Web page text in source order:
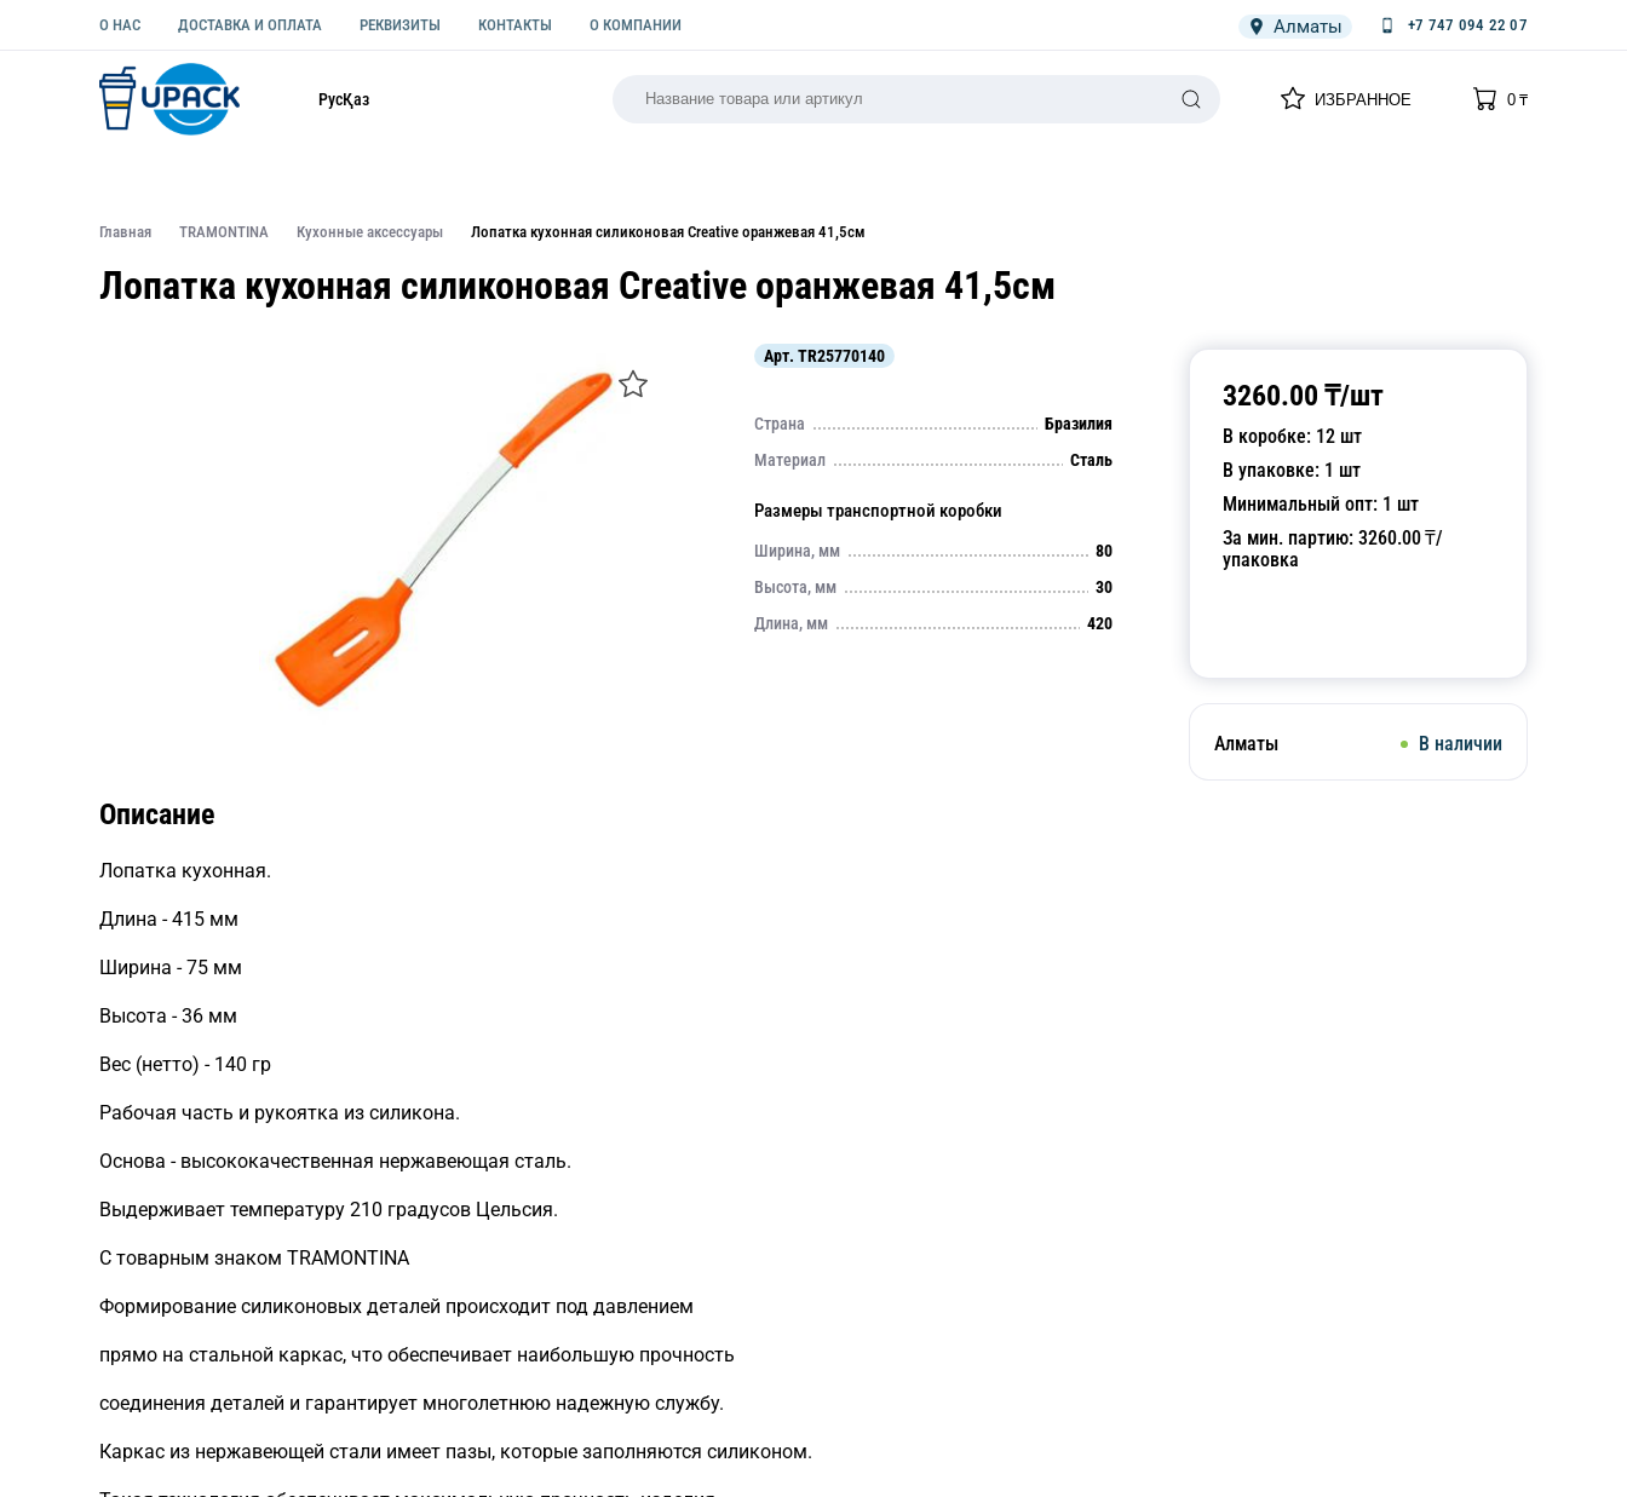
О НАС ДОСТАВКА И ОПЛАТА РЕКВИЗИТЫ КОНТАКТЫ О КОМПАНИИ Алматы +7 747 094 22 07
РусҚаз ИЗБРАННОЕ
0
0₸
Главная TRAMONTINA Кухонные аксессуары Лопатка кухонная силиконовая Creative оранжевая 41,5см
Лопатка кухонная силиконовая Creative оранжевая 41,5см
3260.00 ₸/шт
В коробке: 12 шт
В упаковке: 1 шт
Минимальный опт: 1 шт
За мин. партию: 3260.00₸/
упаковка
Алматы В наличии
Арт. TR25770140
Страна
Бразилия
Материал
Сталь
Размеры транспортной коробки
Ширина, мм
80
Высота, мм
30
Длина, мм
420
Описание
Лопатка кухонная.
Длина - 415 мм
Ширина - 75 мм
Высота - 36 мм
Вес (нетто) - 140 гр
Рабочая часть и рукоятка из силикона.
Основа - высококачественная нержавеющая сталь.
Выдерживает температуру 210 градусов Цельсия.
С товарным знаком TRAMONTINA
Формирование силиконовых деталей происходит под давлением
прямо на стальной каркас, что обеспечивает наибольшую прочность
соединения деталей и гарантирует многолетнюю надежную службу.
Каркас из нержавеющей стали имеет пазы, которые заполняются силиконом.